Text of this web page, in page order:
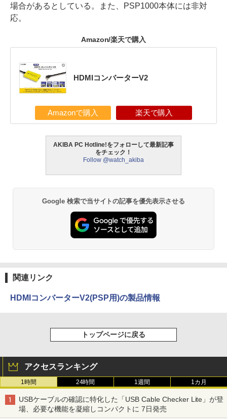
場合があるとしている。また、PSP1000本体には非対
応。
Amazon/楽天で購入
HDMIコンバーターV2
Amazonで購入 楽天で購入
AKIBA PC Hotline!をフォローして最新記事
をチェック！
Follow @watch_akiba
Google 検索で当サイトの記事を優先表示させる
関連リンク
HDMIコンバーターV2(PSP用)の製品情報
トップページに戻る
アクセスランキング
1時間 24時間 1週間 1カ月
USBケーブルの確認に特化した「USB Cable Checker Lite」が登
場、必要な機能を凝縮しコンパクトに 7日発売